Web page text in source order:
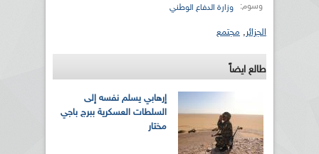
وسوم: وزارة الدفاع الوطني
الجزائر, مجتمع
طالع ايضاً
إرهابي يسلم نفسه إلى
السلطات العسكرية ببرج باجي
مختار